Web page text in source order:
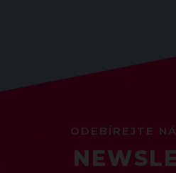
ODEBÍREJTE